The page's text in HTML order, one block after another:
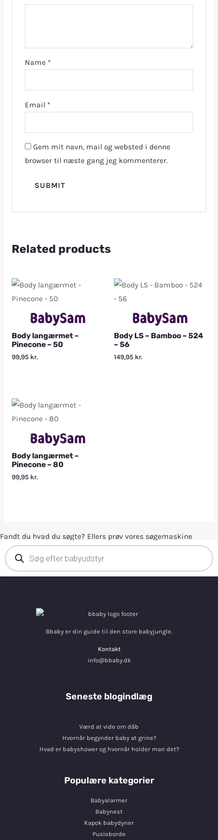
Name *
Email *
Gem mit navn, mail og websted i denne
browser til næste gang jeg kommenterer.
Related products
Body langærmet –
Pinecone – 50
99,95 kr.
Body LS – Bamboo – 524
– 56
149,95 kr.
Body langærmet –
Pinecone – 80
99,95 kr.
Fandt du hvad du søgte? Ellers prøv vores søgemaskine
Bbaby er din guide til den store babyjungle.
Kontakt
info@bbaby.dk
Seneste blogindlæg
Værd at vide om dåb
Hvornår begynder baby at grine?
Hvad er babyshower og hvornår holder man det?
Populære kategorier
Babyalarmer
Babynest
Kapok babydyner
Pusleborde